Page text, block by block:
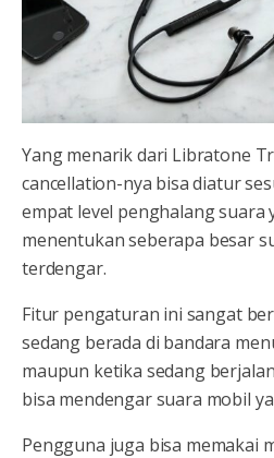
Yang menarik dari Libratone
cancellation-nya bisa diatur
empat level penghalang suara
menentukan seberapa besar
terdengar.
Fitur pengaturan ini sangat
sedang berada di bandara
maupun ketika sedang
bisa mendengar suara mobil
Pengguna juga bisa memakai